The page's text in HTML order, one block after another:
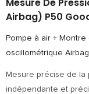
Airbag) P50
Pompe à air +
oscillométrique Airbag
Mesure précise de la
indépendante et